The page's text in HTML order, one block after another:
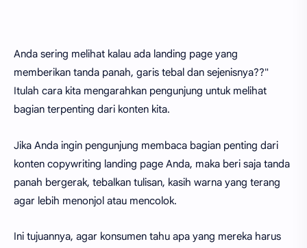
Anda sering melihat kalau ada landing page yang
memberikan tanda panah, garis tebal dan sejenisnya??"
Itulah cara kita mengarahkan pengunjung untuk melihat
bagian terpenting dari konten kita.
Jika Anda ingin pengunjung membaca bagian penting dari
konten copywriting landing page Anda, maka beri saja tanda
panah bergerak, tebalkan tulisan, kasih warna yang terang
agar lebih menonjol atau mencolok.
Ini tujuannya, agar konsumen tahu apa yang mereka harus